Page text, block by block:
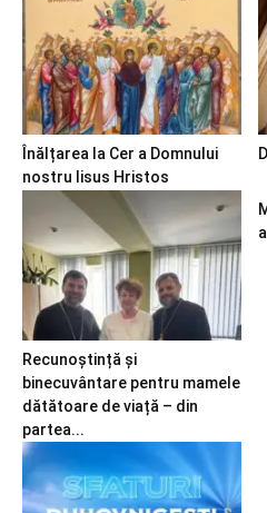
Înălțarea la Cer a Domnului
nostru Iisus Hristos
Recunoștință și
binecuvântare pentru mamele
dătătoare de viață – din
partea...